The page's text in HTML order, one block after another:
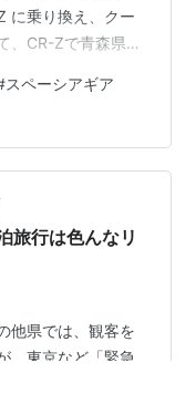
に乗り換え、クー
、CR-Zで青森県五
シアギアに乗り換
っていうヤツで
プに行くはずが、
ゴールデンウィ
スペーシアギア
旅行は色んなリ
他県では、観客を
、東京など「緊急